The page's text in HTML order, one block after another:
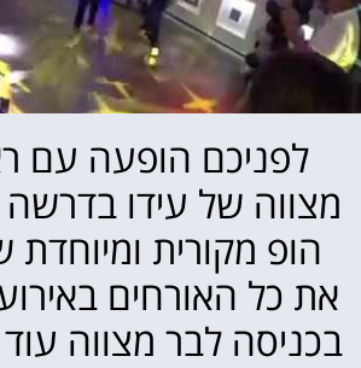
לפניכם הופעה עם
מצווה של עידו בדרשה
הופ מקורית
את כל האורחים
בכניסה לבר מצווה